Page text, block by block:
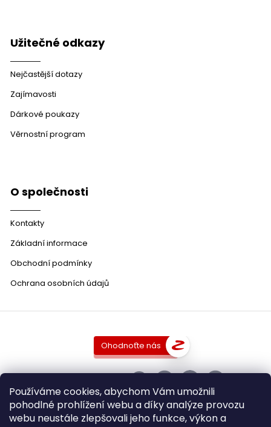
Používáme cookies, abychom Vám umožnili
pohodlné prohlížení webu a díky analýze provozu
webu neustále zlepšovali jeho funkce, výkon a
Užitečné odkazy
Nejčastější dotazy
Zajímavosti
Dárkové poukazy
Věrnostní program
O společnosti
Kontakty
Základní informace
Obchodní podmínky
Ochrana osobních údajů
Ohodnoťte nás